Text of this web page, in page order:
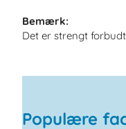
Bemærk:
Det er strengt
Populære